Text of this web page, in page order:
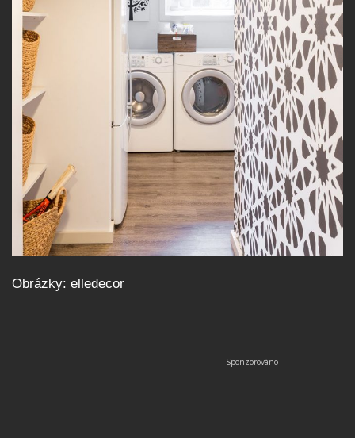
Obrázky: elledecor